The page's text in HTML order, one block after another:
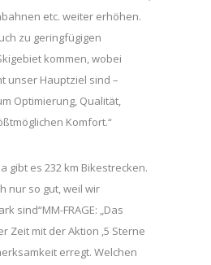
etc. weiter erhöhen.
zu geringfügigen
kommen, wobei
unser Hauptziel sind –
Optimierung, Qualität,
Komfort.“
gibt es 232 km Bikestrecken.
nur so gut, weil wir
sind“MM-FRAGE: „Das
Zeit mit der Aktion ,5 Sterne
erregt. Welchen